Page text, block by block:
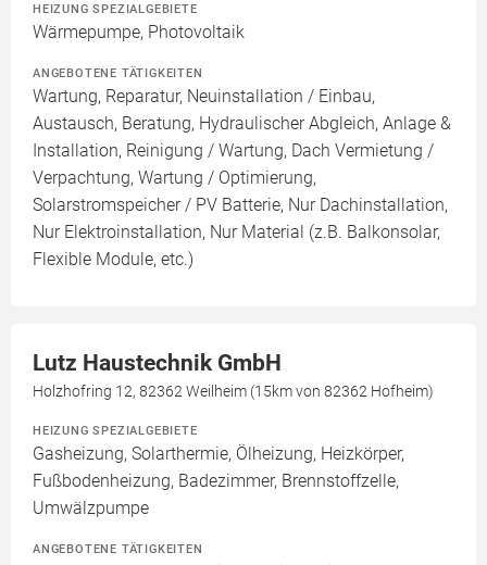
HEIZUNG SPEZIALGEBIETE
Wärmepumpe, Photovoltaik
ANGEBOTENE TÄTIGKEITEN
Wartung, Reparatur, Neuinstallation / Einbau,
Austausch, Beratung, Hydraulischer Abgleich, Anlage &
Installation, Reinigung / Wartung, Dach Vermietung /
Verpachtung, Wartung / Optimierung,
Solarstromspeicher / PV Batterie, Nur Dachinstallation,
Nur Elektroinstallation, Nur Material (z.B. Balkonsolar,
Flexible Module, etc.)
Lutz Haustechnik GmbH
Holzhofring 12, 82362 Weilheim (15km von 82362 Hofheim)
HEIZUNG SPEZIALGEBIETE
Gasheizung, Solarthermie, Ölheizung, Heizkörper,
Fußbodenheizung, Badezimmer, Brennstoffzelle,
Umwälzpumpe
ANGEBOTENE TÄTIGKEITEN